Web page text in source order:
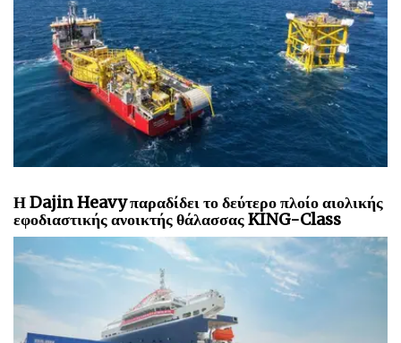
Η Dajin Heavy παραδίδει το δεύτερο πλοίο αιολικής
εφοδιαστικής ανοικτής θάλασσας KING-Class